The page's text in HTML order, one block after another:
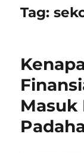
Tag:
Masuk